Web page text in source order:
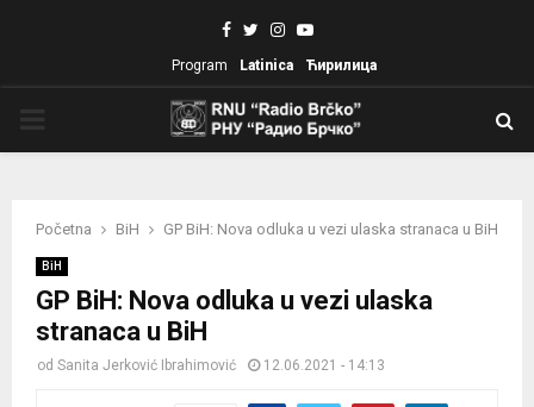
Facebook
TwitterInstagram
Youtube
Program Latinica Ћирилица
Početna BiH GP BiH: Nova odluka u vezi ulaska stranaca u BiH
BiH
GP BiH: Nova odluka u vezi ulaska
stranaca u BiH
od Sanita Jerković Ibrahimović 12.06.2021 - 14:13